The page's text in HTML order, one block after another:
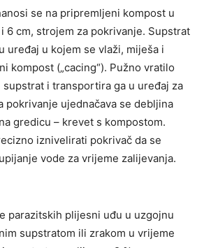
se na pripremljeni kompost u
6 cm, strojem za pokrivanje. Supstrat
uređaj u kojem se vlaži, miješa i
kompost („cacing“). Pužno vratilo
i transportira ga u uređaj za
pokrivanje ujednačava se debljina
gredicu – krevet s kompostom.
iznivelirati pokrivač da se
vode za vrijeme zalijevanja.
parazitskih plijesni uđu u uzgojnu
supstratom ili zrakom u vrijeme